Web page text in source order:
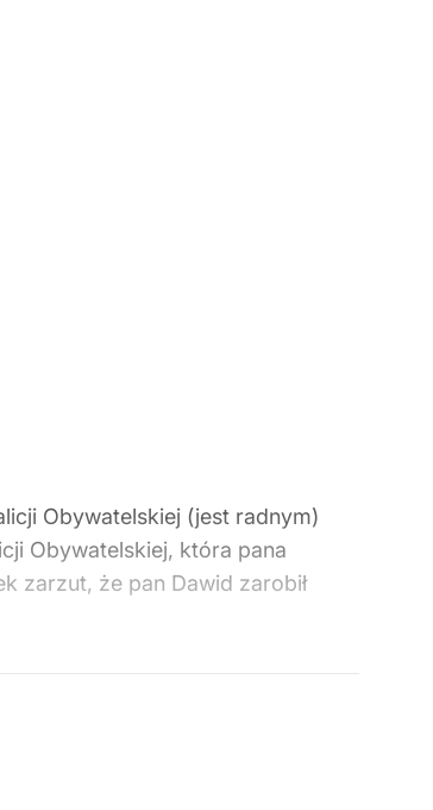
Obywatelskiej (jest radnym)
Obywatelskiej, która pana
zarzut, że pan Dawid zarobił